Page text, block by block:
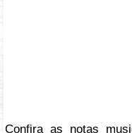
Confira as notas